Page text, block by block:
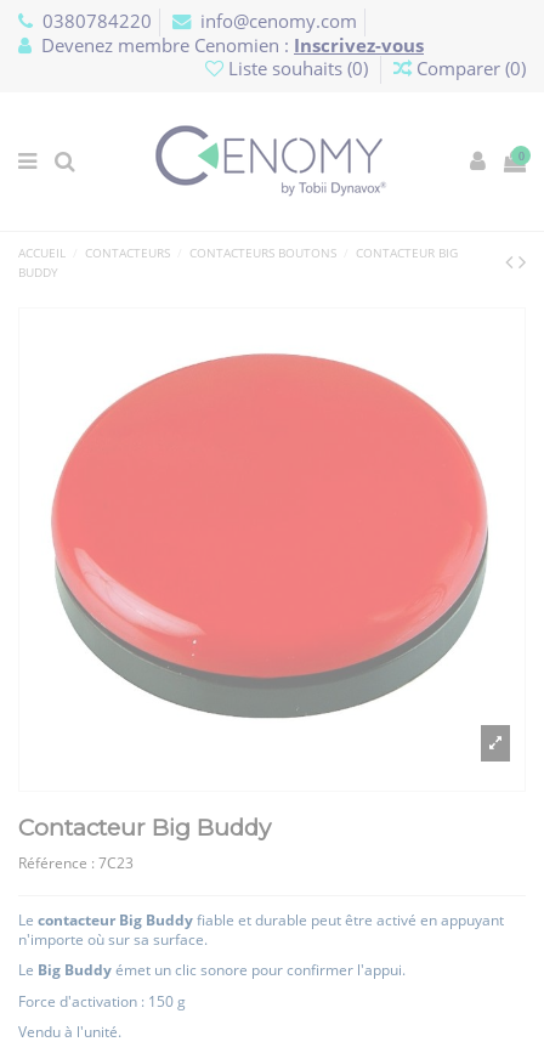
0380784220
info@cenomy.com
Devenez membre Cenomien : Inscrivez-vous
Liste souhaits (0) Comparer (0)
0
ACCUEIL CONTACTEURS CONTACTEURS BOUTONS
CONTACTEUR BIG
BUDDY
Contacteur Big Buddy
Référence : 7C23
Le contacteur Big Buddyfiable et durable peut être activé en appuyant
n'importe où sur sa surface.
Le Big Buddyémet un clic sonore pour confirmer l'appui.
Force d'activation : 150 g
Vendu à l'unité.
Panneau de gestion des cookies